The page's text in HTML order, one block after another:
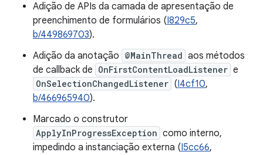
Adição de APIs da camada de apresentação de
preenchimento de formulários (I829c5,
b/449869703).
Adição da anotação @MainThread aos métodos
de callback de OnFirstContentLoadListener e
OnSelectionChangedListener (I4cf10,
b/466965940).
Marcado o construtor
ApplyInProgressException como interno,
impedindo a instanciação externa (I5cc66,